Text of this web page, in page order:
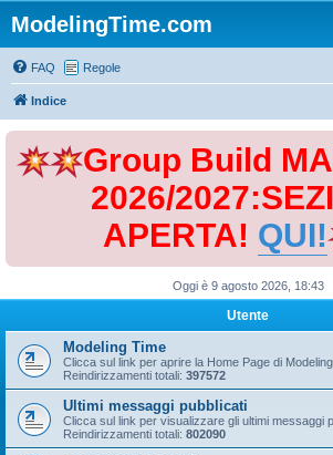
ModelingTime.com
FAQ Regole
Indice
Group Build
2026/
APERTA! QUI!
Oggi è 9 agosto 2026, 18:43
Utente
Modeling Time
Clicca sul link per aprire la Home Page di Modeling
Reindirizzamenti totali: 397572
Ultimi messaggi pubblicati
Clicca sul link per visualizzare gli ultimi messaggi
Reindirizzamenti totali: 802090